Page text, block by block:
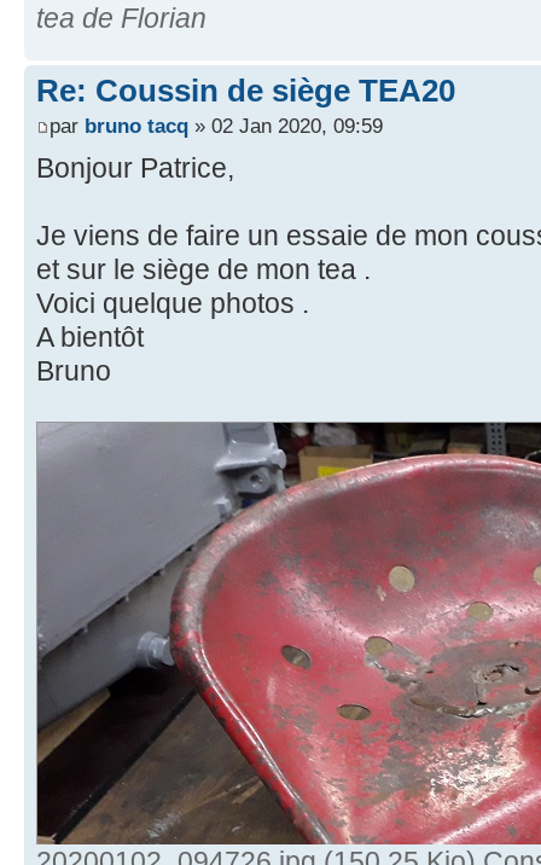
tea de Florian
Re: Coussin de siège TEA20
par bruno tacq » 02 Jan 2020, 09:59
Bonjour Patrice,
Je viens de faire un essaie de mon
et sur le siège de mon tea .
Voici quelque photos .
A bientôt
Bruno